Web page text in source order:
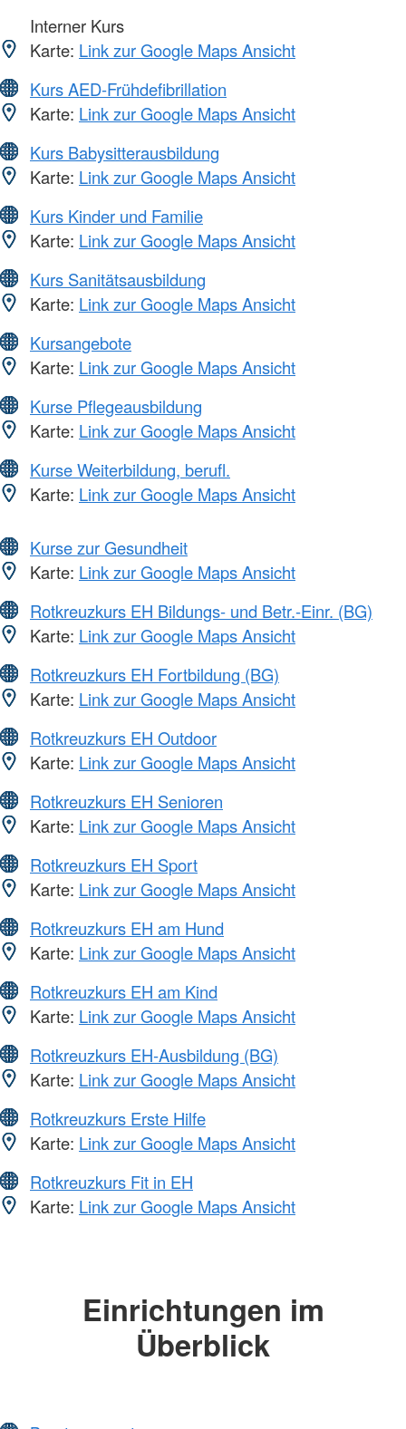
Interner Kurs
Karte: Link zur Google Maps Ansicht
Kurs AED-Frühdefibrillation
Karte: Link zur Google Maps Ansicht
Kurs Babysitterausbildung
Karte: Link zur Google Maps Ansicht
Kurs Kinder und Familie
Karte: Link zur Google Maps Ansicht
Kurs Sanitätsausbildung
Karte: Link zur Google Maps Ansicht
Kursangebote
Karte: Link zur Google Maps Ansicht
Kurse Pflegeausbildung
Karte: Link zur Google Maps Ansicht
Kurse Weiterbildung, berufl.
Karte: Link zur Google Maps Ansicht
Kurse zur Gesundheit
Karte: Link zur Google Maps Ansicht
Rotkreuzkurs EH Bildungs- und Betr.-Einr. (BG)
Karte: Link zur Google Maps Ansicht
Rotkreuzkurs EH Fortbildung (BG)
Karte: Link zur Google Maps Ansicht
Rotkreuzkurs EH Outdoor
Karte: Link zur Google Maps Ansicht
Rotkreuzkurs EH Senioren
Karte: Link zur Google Maps Ansicht
Rotkreuzkurs EH Sport
Karte: Link zur Google Maps Ansicht
Rotkreuzkurs EH am Hund
Karte: Link zur Google Maps Ansicht
Rotkreuzkurs EH am Kind
Karte: Link zur Google Maps Ansicht
Rotkreuzkurs EH-Ausbildung (BG)
Karte: Link zur Google Maps Ansicht
Rotkreuzkurs Erste Hilfe
Karte: Link zur Google Maps Ansicht
Rotkreuzkurs Fit in EH
Karte: Link zur Google Maps Ansicht
Einrichtungen im
Überblick